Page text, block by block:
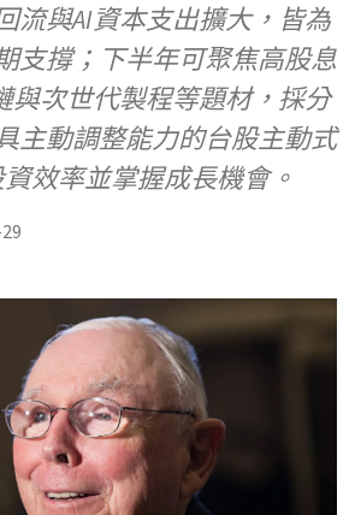
流與AI資本支出擴大，皆為
支撐；下半年可聚焦高股息
與次世代製程等題材，採分
主動調整能力的台股主動式
資效率並掌握成長機會。